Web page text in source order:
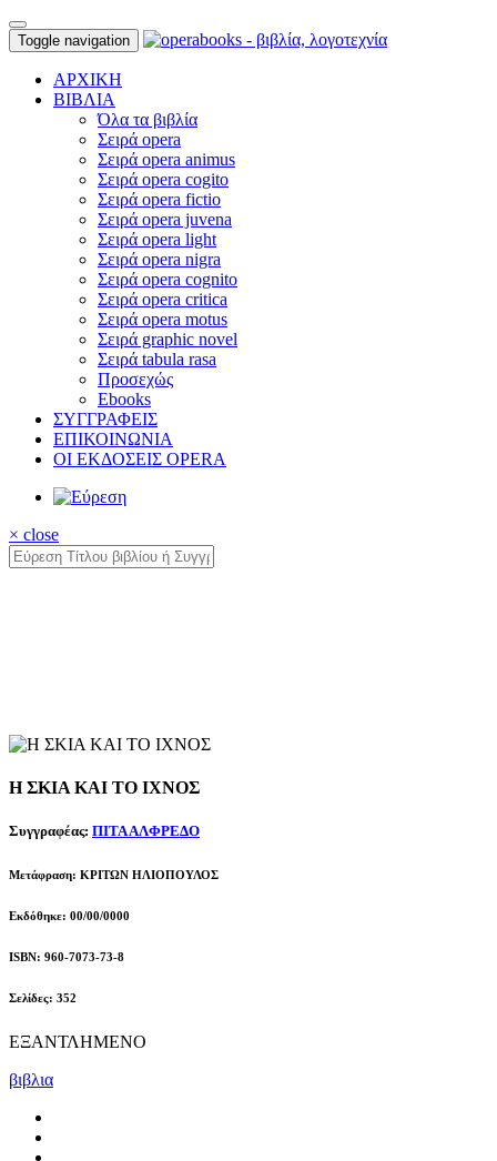
Toggle navigation
ΑΡΧΙΚΗ
ΒΙΒΛΙΑ
Όλα τα βιβλία
Σειρά opera
Σειρά opera animus
Σειρά opera cogito
Σειρά opera fictio
Σειρά opera juvena
Σειρά opera light
Σειρά opera nigra
Σειρά opera cognito
Σειρά opera critica
Σειρά opera motus
Σειρά graphic novel
Σειρά tabula rasa
Προσεχώς
Ebooks
ΣΥΓΓΡΑΦΕΙΣ
ΕΠΙΚΟΙΝΩΝΙΑ
ΟΙ ΕΚΔΟΣΕΙΣ OPERA
× close
Η ΣΚΙΑ ΚΑΙ ΤΟ ΙΧΝΟΣ
Συγγραφέας: ΠΙΤΑ ΑΛΦΡΕΔΟ
Μετάφραση: ΚΡΙΤΩΝ ΗΛΙΟΠΟΥΛΟΣ
Εκδόθηκε: 00/00/0000
ISBN: 960-7073-73-8
Σελίδες: 352
ΕΞΑΝΤΛΗΜΕΝΟ
βιβλια